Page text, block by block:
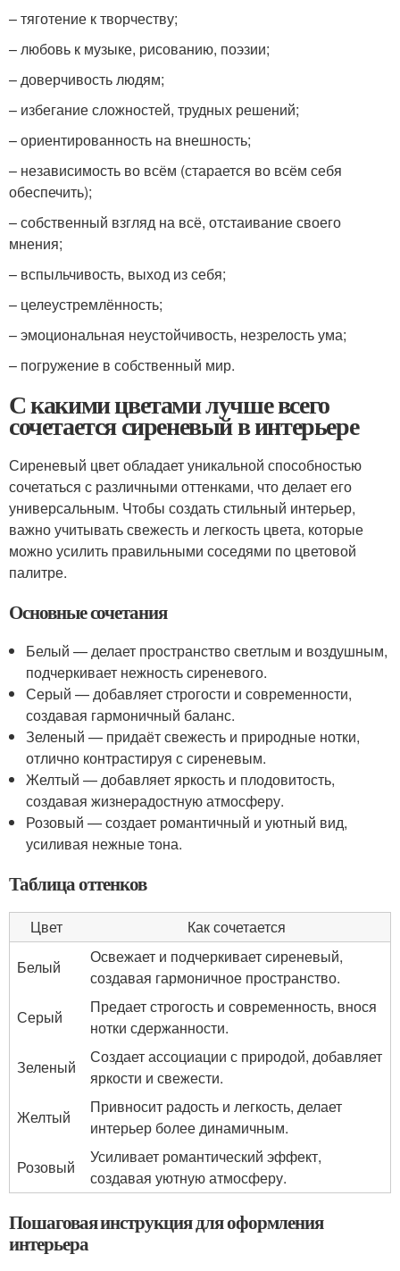
– тяготение к творчеству;
– любовь к музыке, рисованию, поэзии;
– доверчивость людям;
– избегание сложностей, трудных решений;
– ориентированность на внешность;
– независимость во всём (старается во всём себя
обеспечить);
– собственный взгляд на всё, отстаивание своего
мнения;
– вспыльчивость, выход из себя;
– целеустремлённость;
– эмоциональная неустойчивость, незрелость ума;
– погружение в собственный мир.
С какими цветами лучше всего
сочетается сиреневый в интерьере
Сиреневый цвет обладает уникальной способностью
сочетаться с различными оттенками, что делает его
универсальным. Чтобы создать стильный интерьер,
важно учитывать свежесть и легкость цвета, которые
можно усилить правильными соседями по цветовой
палитре.
Основные сочетания
Белый — делает пространство светлым и воздушным,
подчеркивает нежность сиреневого.
Серый — добавляет строгости и современности,
создавая гармоничный баланс.
Зеленый — придаёт свежесть и природные нотки,
отлично контрастируя с сиреневым.
Желтый — добавляет яркость и плодовитость,
создавая жизнерадостную атмосферу.
Розовый — создает романтичный и уютный вид,
усиливая нежные тона.
Таблица оттенков
Цвет
Как сочетается
Белый
Освежает и подчеркивает сиреневый,
создавая гармоничное пространство.
Серый
Предает строгость и современность, внося
нотки сдержанности.
Зеленый
Создает ассоциации с природой, добавляет
яркости и свежести.
Желтый
Привносит радость и легкость, делает
интерьер более динамичным.
Розовый
Усиливает романтический эффект,
создавая уютную атмосферу.
Пошаговая инструкция для оформления
интерьера